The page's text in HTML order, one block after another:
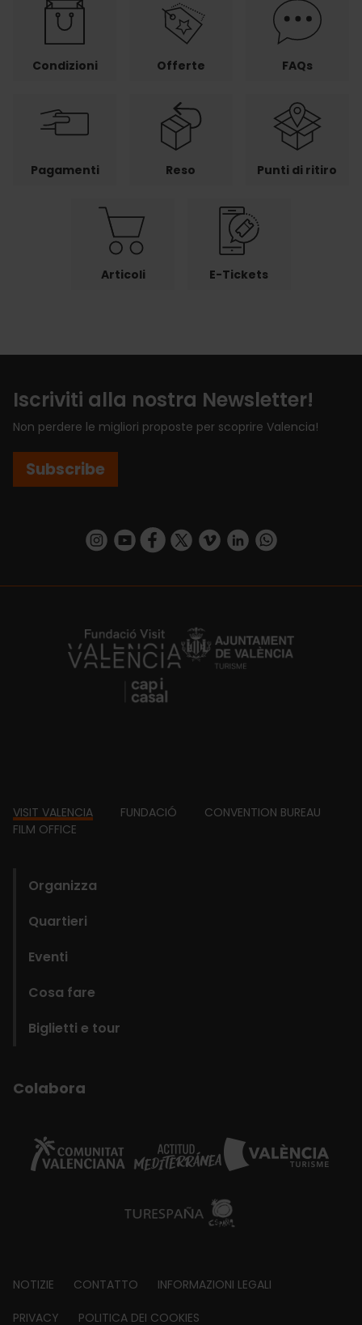
Condizioni Offerte FAQs
Pagamenti Reso Punti di ritiro
Articoli E-Tickets
Iscriviti alla nostra Newsletter!
Non perdere le migliori proposte per scoprire Valencia!
Subscribe
https://www.instagram.com/visit_valencia/
https://www.youtube.com/user/
https://www.facebook.com/
https://twitter.com/VisitaValencia
https://vimeo.com/
https://www.linkedin.com/company/turismo-valencia/https://api.whatsapp.com/send/
https://fundacion.visitvalencia.com/
Footer
VISIT VALENCIA FUNDACIÓ
CONVENTION BUREAU
FILM OFFICE
Organizza
Quartieri
Eventi
Cosa fare
Biglietti e tour
Colabora
Footer
NOTIZIE CONTATTO INFORMAZIONI LEGALI
PRIVACY POLITICA DEI COOKIES